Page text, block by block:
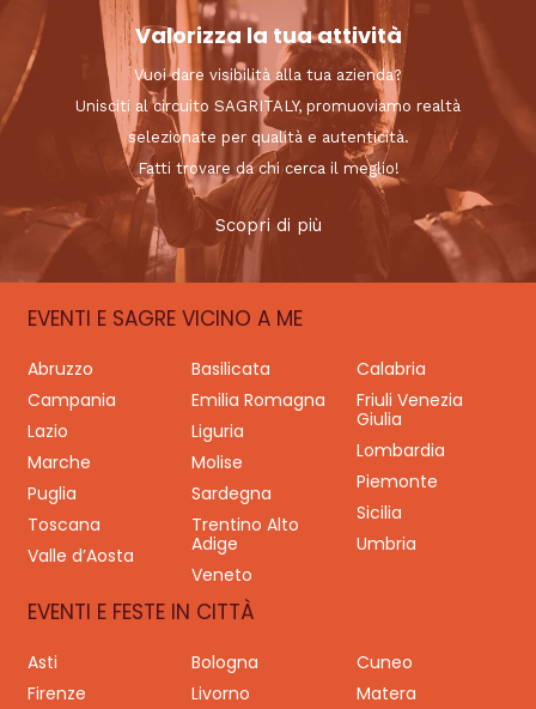
Valorizza la tua attività
Vuoi dare visibilità alla tua azienda?
Unisciti al circuito SAGRITALY, promuoviamo realtà
selezionate per qualità e autenticità.
Fatti trovare da chi cerca il meglio!
Scopri di più
EVENTI E SAGRE VICINO A ME
Abruzzo Basilicata
Calabria
Campania
Emilia Romagna
Friuli Venezia
Giulia
Lazio
Liguria
Lombardia
Marche
Molise
Piemonte
Puglia
Sardegna
Sicilia
Toscana
Trentino Alto
Adige
Umbria
Valle d’Aosta
Veneto
EVENTI E FESTE IN CITTÀ
Asti Bologna
Cuneo
Firenze
Livorno
Matera